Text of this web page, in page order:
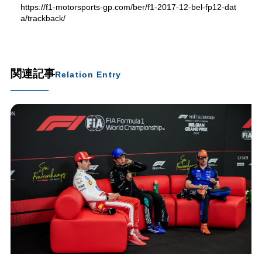
https://f1-motorsports-gp.com/ber/f1-2017-12-bel-fp12-dat
a/trackback/
関連記事Relation Entry